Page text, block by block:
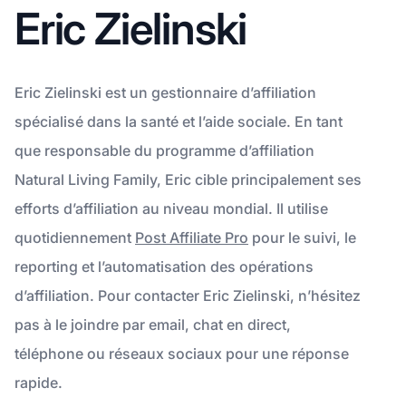
Eric Zielinski
Eric Zielinski est un gestionnaire d’affiliation
spécialisé dans la santé et l’aide sociale. En tant
que responsable du programme d’affiliation
Natural Living Family, Eric cible principalement ses
efforts d’affiliation au niveau mondial. Il utilise
quotidiennement Post Affiliate Pro pour le suivi, le
reporting et l’automatisation des opérations
d’affiliation. Pour contacter Eric Zielinski, n’hésitez
pas à le joindre par email, chat en direct,
téléphone ou réseaux sociaux pour une réponse
rapide.